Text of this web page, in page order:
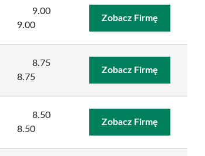
9.00
9.00
Zobacz Firmę
8.75
8.75
Zobacz Firmę
8.50
8.50
Zobacz Firmę